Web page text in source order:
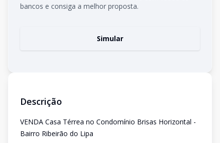
bancos e consiga a melhor proposta.
Simular
Descrição
VENDA Casa Térrea no Condomínio Brisas Horizontal -
Bairro Ribeirão do Lipa